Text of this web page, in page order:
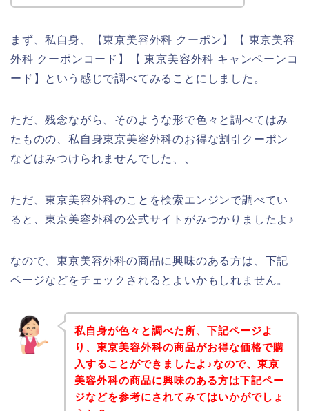
まず、私自身、【東京美容外科 クーポン】【 東京美容
外科 クーポンコード】【 東京美容外科 キャンペーンコ
ード】という感じで調べてみることにしました。
ただ、残念ながら、そのような形で色々と調べてはみ
たものの、私自身東京美容外科のお得な割引クーポン
などはみつけられませんでした、、
ただ、東京美容外科のことを検索エンジンで調べてい
ると、東京美容外科の公式サイトがみつかりましたよ♪
なので、東京美容外科の商品に興味のある方は、下記
ページなどをチェックされるとよいかもしれません。
私自身が色々と調べた所、下記ページよ
り、東京美容外科の商品がお得な価格で購
入することができましたよ♪なので、東京
美容外科の商品に興味のある方は下記ペー
ジなどを参考にされてみてはいかがでしょ